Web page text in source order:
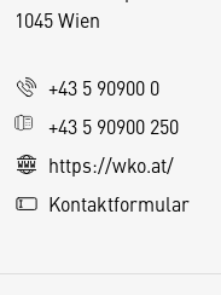
1045 Wien
+43 5 90900 0
+43 5 90900 250
https://wko.at/
Kontaktformular
s
e
S
e